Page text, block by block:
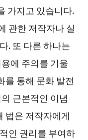
가지고 있습니다.
관한 저작자나 실
. 또 다른 하나는
에 주의를 기울
를 통해 문화 발전
근본적인 이념
법은 저작자에게
인 권리를 부여하